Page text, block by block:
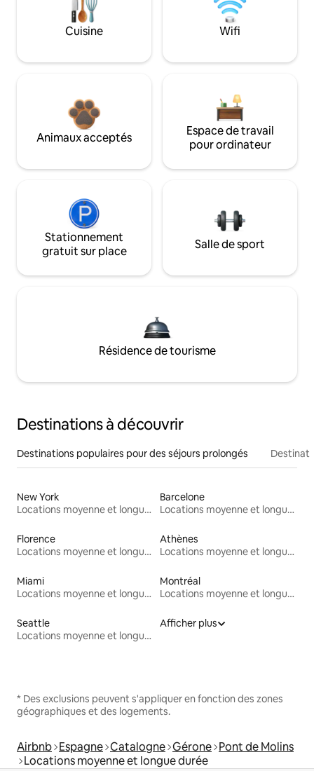
Cuisine Wifi
Animaux acceptés
Espace de travail
pour ordinateur
Stationnement
gratuit sur place
Salle de sport
Résidence de tourisme
Destinations à découvrir
Destinations populaires pour des séjours prolongés
New York
Locations moyenne et longue durée
Barcelone
Locations moyenne et longue durée
Florence
Locations moyenne et longue durée
Athènes
Locations moyenne et longue durée
Miami
Locations moyenne et longue durée
Montréal
Locations moyenne et longue durée
Seattle
Locations moyenne et longue durée
Afficher plus
* Des exclusions peuvent s'appliquer en fonction des zones
géographiques et des logements.
Airbnb Espagne Catalogne Gérone Pont de Molins
Locations moyenne et longue durée